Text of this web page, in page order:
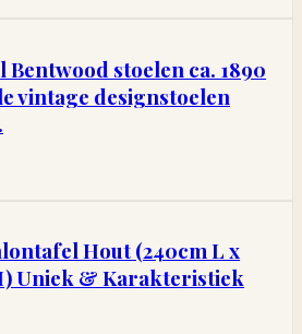
Bentwood stoelen ca. 1890
vintage designstoelen
Hout (240cm L x
Uniek & Karakteristiek